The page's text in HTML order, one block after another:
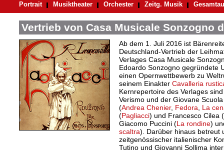
Portrait Musiktheater Orchester Zeitg. Musik
Vertrieb von Casa Musicale Sonzogno
Ab dem 1. Juli 2016 ist
Deutschland-Vertrieb der
Verlages Casa Musicale
Edoardo Sonzogno gegründete
einen Opernwettbewerb zu
seinem Einakter Cavalleria
Kernrepertoire des Verlages
Verismo und der Giovane
(Andrea Chenier, Fedora
La
(Pagliacci) und Francesco Cilea (
Giacomo Puccini (La rondine)
scaltra). Darüber hinaus betreut
zeitgenössischer italienischer
Tutino und Giovanni Sollima